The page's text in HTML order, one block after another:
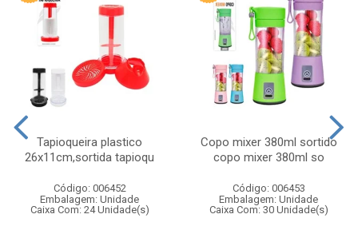
Tapioqueira plastico
26x11cm,sortida tapioqu
Código: 006452
Embalagem: Unidade
Caixa Com: 24 Unidade(s)
Copo mixer 380ml sortido
copo mixer 380ml so
Código: 006453
Embalagem: Unidade
Caixa Com: 30 Unidade(s)